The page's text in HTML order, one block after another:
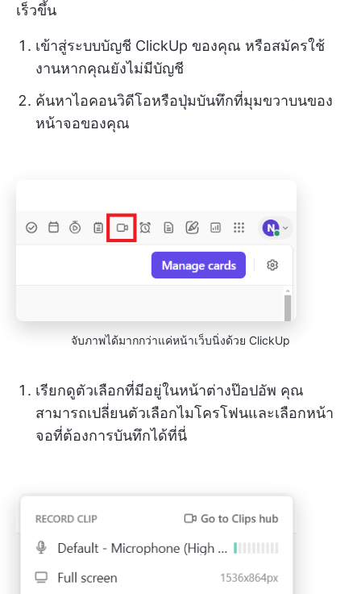
เร็วขึ้น
เข้าสู่ระบบบัญชี ClickUp ของคุณ หรือสมัครใช้
งานหากคุณยังไม่มีบัญชี
ค้นหาไอคอนวิดีโอหรือปุ่มบันทึกที่มุมขวาบนของ
หน้าจอของคุณ
จับภาพได้มากกว่าแค่หน้าเว็บนิ่งด้วย ClickUp
เรียกดูตัวเลือกที่มีอยู่ในหน้าต่างป๊อปอัพ คุณ
สามารถเปลี่ยนตัวเลือกไมโครโฟนและเลือกหน้า
จอที่ต้องการบันทึกได้ที่นี่